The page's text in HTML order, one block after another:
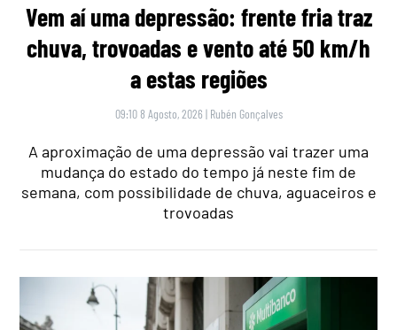
Vem aí uma depressão: frente fria traz
chuva, trovoadas e vento até 50 km/h
a estas regiões
09:10 8 Agosto, 2026 | Rubén Gonçalves
A aproximação de uma depressão vai trazer uma
mudança do estado do tempo já neste fim de
semana, com possibilidade de chuva, aguaceiros e
trovoadas